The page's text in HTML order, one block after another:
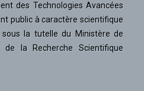
des Technologies Avancées
public à caractère scientifique
sous la tutelle du Ministère de
de la Recherche Scientifique